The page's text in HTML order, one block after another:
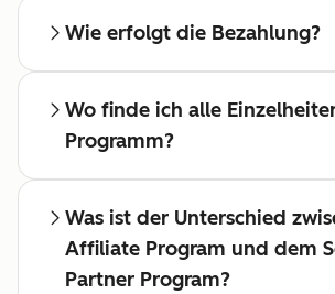
Wie erfolgt die Bezahlung?
Wo finde ich alle
Programm?
Was ist der Unterschied
Affiliate Program und dem
Partner Program?